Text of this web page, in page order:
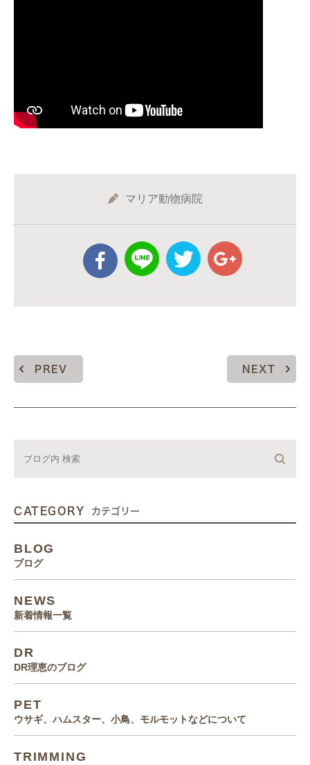
マリア動物病院
PREV NEXT
CATEGORY カテゴリー
BLOG
ブログ
NEWS
新着情報一覧
DR
DR理恵のブログ
PET
ウサギ、ハムスター、小鳥、モルモットなどについて
TRIMMING